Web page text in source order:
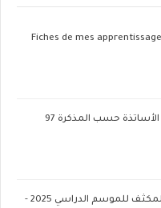
Fiches de mes
حسب المذكرة 97
كبسولات حصص الدعم المكثف للموسم الدراسي 2025 -